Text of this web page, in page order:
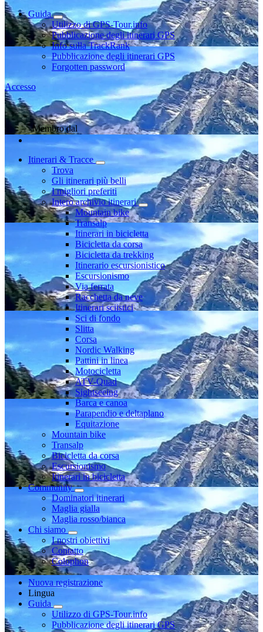
Guida
Utilizzo di GPS-Tour.info
Pubblicazione degli itinerari GPS
Info sulla TrackRank
Pubblicazione degli itinerari GPS
Forgotten password
Accesso
Membro dal
Itinerari & Tracce
Trova
Gli itinerari più belli
I migliori preferiti
Intero archivio itinerari
Mountain bike
Transalp
Itinerari in bicicletta
Bicicletta da corsa
Bicicletta da trekking
Itinerario escursionistico
Escursionismo
Via ferrata
Racchetta da neve
Itinerari sciistici
Sci di fondo
Slitta
Corsa
Nordic Walking
Pattini in linea
Motocicletta
ATV-Quad
Sightseeing
Barca e canoa
Parapendio e deltaplano
Equitazione
Mountain bike
Transalp
Bicicletta da corsa
Escursionismo
Itinerari in bicicletta
Community
Dominatori itinerari
Maglia gialla
Maglia rosso/bianca
Chi siamo
I nostri obiettivi
Contatto
Colophon
Nuova registrazione
Lingua
Guida
Utilizzo di GPS-Tour.info
Pubblicazione degli itinerari GPS